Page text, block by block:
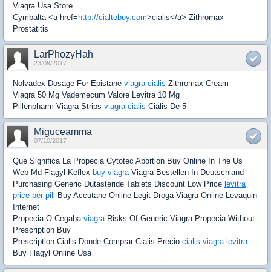
Viagra Usa Store
Cymbalta <a href= http://cialtobuy.com>cialis</a> Zithromax
Prostatitis
LarPhozyHah
23/09/2017
Nolvadex Dosage For Epistane viagra cialis Zithromax Cream
Viagra 50 Mg Vademecum Valore Levitra 10 Mg
Pillenpharm Viagra Strips viagra cialis Cialis De 5
Miguceamma
07/10/2017
Que Significa La Propecia Cytotec Abortion Buy Online In The Us
Web Md Flagyl Keflex buy viagra Viagra Bestellen In Deutschland
Purchasing Generic Dutasteride Tablets Discount Low Price levitra
price per pill
Buy Accutane Online Legit Droga Viagra Online Levaquin
Internet
Propecia O Cegaba viagra Risks Of Generic Viagra Propecia Without
Prescription Buy
Prescription Cialis Donde Comprar Cialis Precio cialis viagra levitra
Buy Flagyl Online Usa